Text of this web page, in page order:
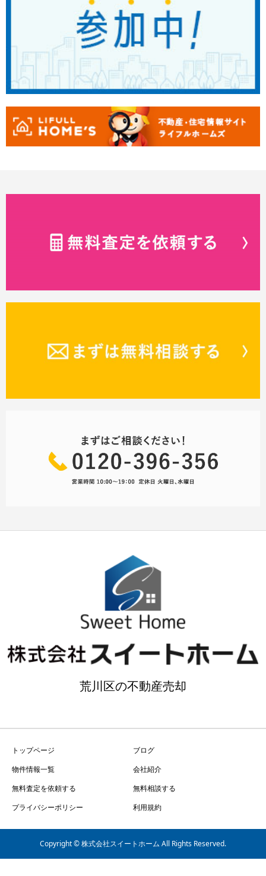
荒川区の不動産売却
トップページ
ブログ
物件情報一覧
会社紹介
無料査定を依頼する
無料相談する
プライバシーポリシー
利用規約
Copyright © 株式会社スイートホーム All Rights Reserved.
無料査定・物件のお問い合わせ